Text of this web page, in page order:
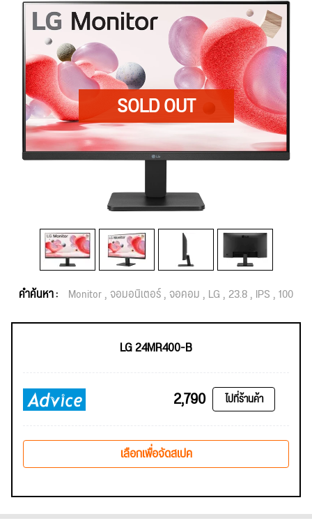
คำค้นหา : Monitor จอมอนิเตอร์ จอคอม LG 23.8 IPS 100
LG 24MR400-B
2,790 ไปที่ร้านค้า
เลือกเพื่อจัดสเปค